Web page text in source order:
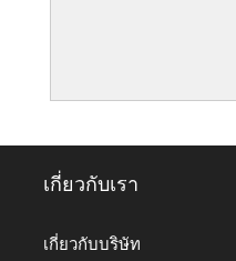
เกี่ยวกับเรา
เกี่ยวกับบริษัท